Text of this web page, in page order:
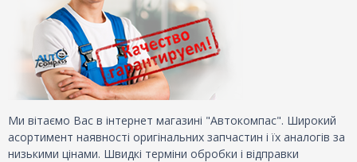
Ми вітаємо Вас в інтернет магазині "Автокомпас". Широкий
асортимент наявності оригінальних запчастин і їх аналогів за
низькими цінами. Швидкі терміни обробки і відправки